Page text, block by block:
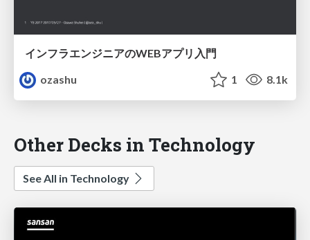
インフラエンジニアのWEBアプリ入門
ozashu
1 8.1k
Other Decks in Technology
See All in Technology